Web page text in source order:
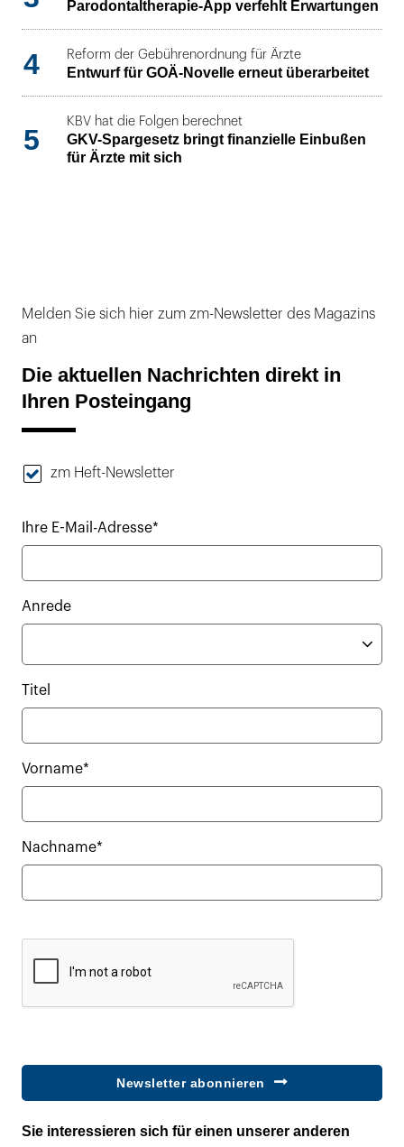
Parodontaltherapie-App verfehlt Erwartungen
4 Reform der Gebührenordnung für Ärzte
Entwurf für GOÄ-Novelle erneut überarbeitet
5
KBV hat die Folgen berechnet
GKV-Spargesetz bringt finanzielle Einbußen
für Ärzte mit sich
Melden Sie sich hier zum zm-Newsletter des Magazins
an
Die aktuellen Nachrichten direkt in
Ihren Posteingang
zm Heft-Newsletter
Ihre E-Mail-Adresse*
Anrede
Titel
Vorname*
Nachname*
Newsletter abonnieren
Sie interessieren sich für einen unserer anderen